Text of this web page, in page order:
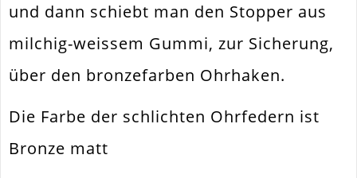
Metall Legierung
Form / Motiv Klassisch
Ausführung Matt
Menge 10 Stück / 5 Paar
Zusatzinfo
und dann schiebt man den Stopper aus
milchig-weissem Gummi, zur Sicherung,
über den bronzefarben Ohrhaken.
Die Farbe der schlichten Ohrfedern ist
Bronze matt